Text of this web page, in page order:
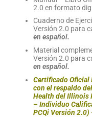
2.0 en formato
Cuaderno de
Versión 2.0 para
en español.
Material
Versión 2.0 para
en español.
Certificado Oficial
con el respaldo
Health del Illinois
– Individuo
PCQi Versión 2.0)